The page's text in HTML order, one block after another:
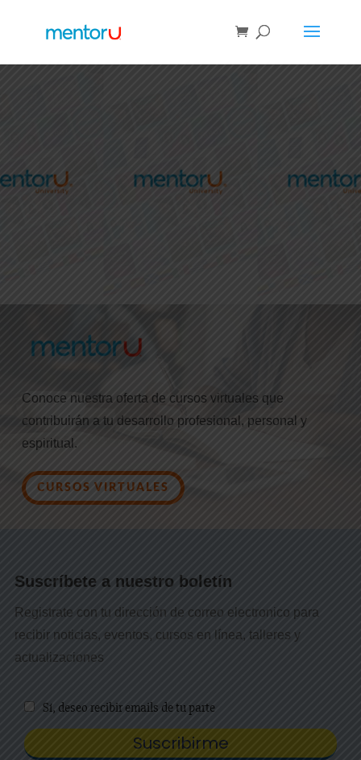
Conoce nuestra oferta de cursos virtuales que
contribuirán a tu desarrollo profesional, personal y
espiritual.
CURSOS VIRTUALES
Suscríbete a nuestro boletín
Registrate con tu dirección de correo electronico para
recibir noticias, eventos, cursos en línea, talleres y
actualizaciones